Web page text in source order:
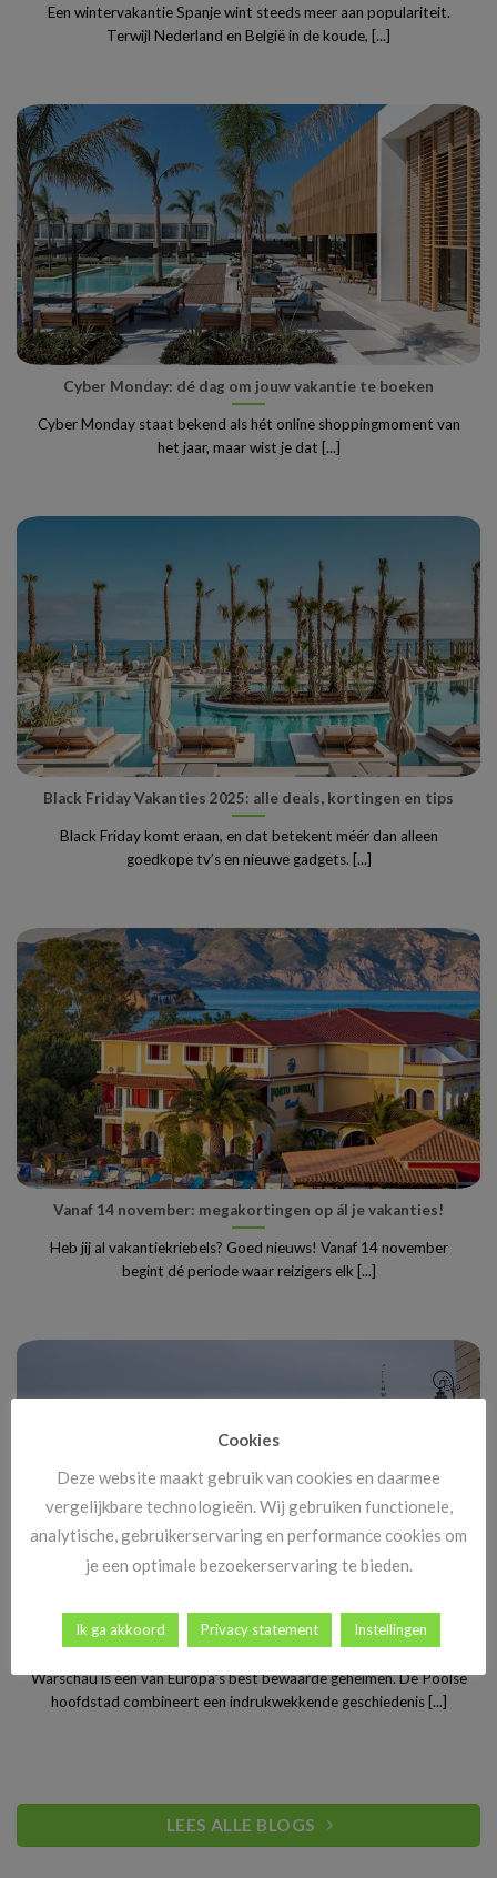
Een wintervakantie Spanje wint steeds meer aan populariteit.
Terwijl Nederland en België in de koude, [...]
Cyber Monday: dé dag om jouw vakantie te boeken
Cyber Monday staat bekend als hét online shoppingmoment van
het jaar, maar wist je dat [...]
Black Friday Vakanties 2025: alle deals, kortingen en tips
Black Friday komt eraan, en dat betekent méér dan alleen
goedkope tv’s en nieuwe gadgets. [...]
Vanaf 14 november: megakortingen op ál je vakanties!
Heb jij al vakantiekriebels? Goed nieuws! Vanaf 14 november
begint dé periode waar reizigers elk [...]
Stedentrip Warschau: ontdek de verrassende charme van
Polen’s bruisende hoofdstad
Warschau is een van Europa’s best bewaarde geheimen. De Poolse
hoofdstad combineert een indrukwekkende geschiedenis [...]
LEES ALLE BLOGS
Cookies
Deze website maakt gebruik van cookies en daarmee
vergelijkbare technologieën. Wij gebruiken functionele,
analytische, gebruikerservaring en performance cookies om
je een optimale bezoekerservaring te bieden.
Ik ga akkoord Privacy statement Instellingen